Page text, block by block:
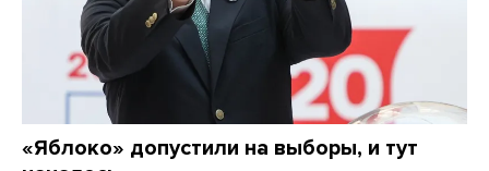
«Яблоко» допустили на выборы, и тут